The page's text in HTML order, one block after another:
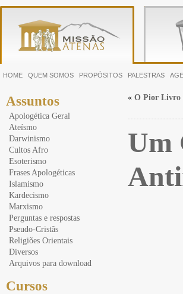
HOME QUEM SOMOS PROPÓSITOS PALESTRAS
Assuntos
Apologética Geral
Ateísmo
Darwinismo
Cultos Afro
Esoterismo
Frases Apologéticas
Islamismo
Kardecismo
Marxismo
Perguntas e respostas
Pseudo-Cristãs
Religiões Orientais
Diversos
Arquivos para download
Cursos
« O Pior Livro
Um